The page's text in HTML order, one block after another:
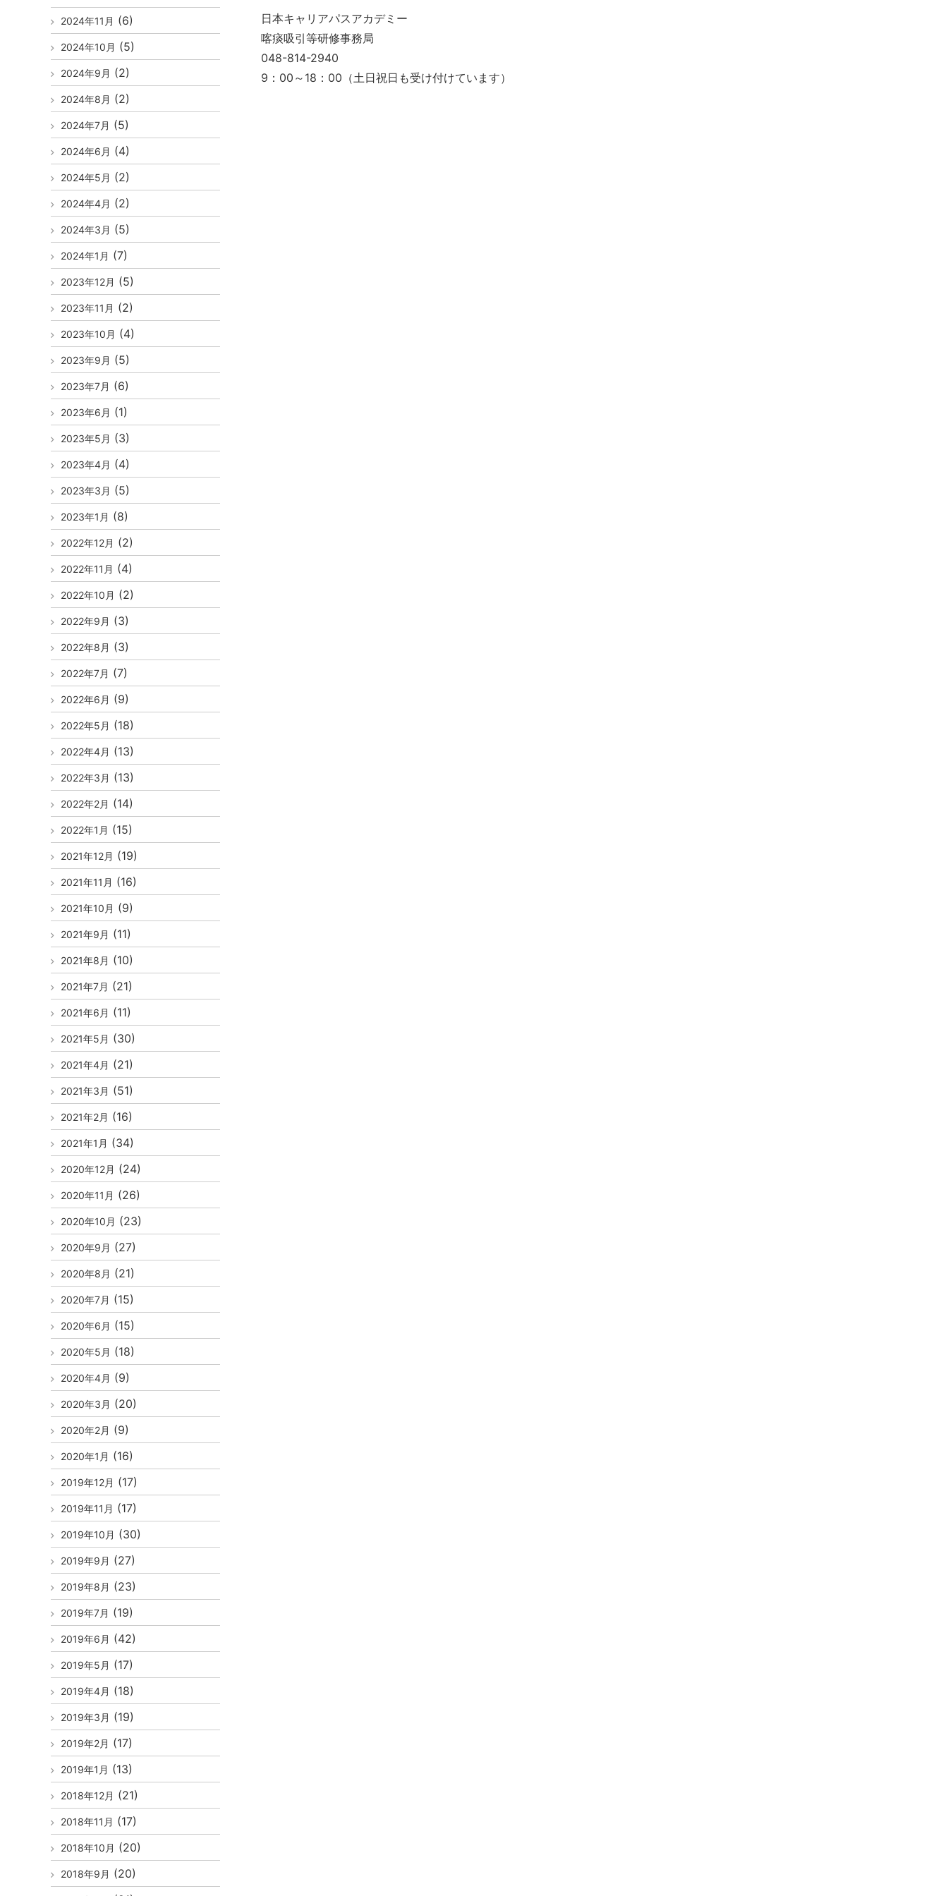
日本キャリアパスアカデミー
喀痰吸引等研修事務局
048-814-2940
9：00～18：00（土日祝日も受け付けています）
2024年11月 (6)
2024年10月 (5)
2024年9月 (2)
2024年8月 (2)
2024年7月 (5)
2024年6月 (4)
2024年5月 (2)
2024年4月 (2)
2024年3月 (5)
2024年1月 (7)
2023年12月 (5)
2023年11月 (2)
2023年10月 (4)
2023年9月 (5)
2023年7月 (6)
2023年6月 (1)
2023年5月 (3)
2023年4月 (4)
2023年3月 (5)
2023年1月 (8)
2022年12月 (2)
2022年11月 (4)
2022年10月 (2)
2022年9月 (3)
2022年8月 (3)
2022年7月 (7)
2022年6月 (9)
2022年5月 (18)
2022年4月 (13)
2022年3月 (13)
2022年2月 (14)
2022年1月 (15)
2021年12月 (19)
2021年11月 (16)
2021年10月 (9)
2021年9月 (11)
2021年8月 (10)
2021年7月 (21)
2021年6月 (11)
2021年5月 (30)
2021年4月 (21)
2021年3月 (51)
2021年2月 (16)
2021年1月 (34)
2020年12月 (24)
2020年11月 (26)
2020年10月 (23)
2020年9月 (27)
2020年8月 (21)
2020年7月 (15)
2020年6月 (15)
2020年5月 (18)
2020年4月 (9)
2020年3月 (20)
2020年2月 (9)
2020年1月 (16)
2019年12月 (17)
2019年11月 (17)
2019年10月 (30)
2019年9月 (27)
2019年8月 (23)
2019年7月 (19)
2019年6月 (42)
2019年5月 (17)
2019年4月 (18)
2019年3月 (19)
2019年2月 (17)
2019年1月 (13)
2018年12月 (21)
2018年11月 (17)
2018年10月 (20)
2018年9月 (20)